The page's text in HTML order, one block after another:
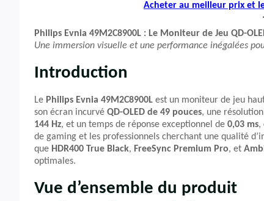
Acheter au meilleur prix et
Philips Evnia 49M2C8900L : Le Moniteur de Jeu QD-
Une immersion visuelle et une performance inégalées
Introduction
Le Philips Evnia 49M2C8900L est un moniteur de jeu
son écran incurvé QD-OLED de 49 pouces, une résolution
144 Hz, et un temps de réponse exceptionnel de 0,03 ms,
de gaming et les professionnels cherchant une qualité
que HDR400 True Black, FreeSync Premium Pro, et
optimales.
Vue d’ensemble du produit